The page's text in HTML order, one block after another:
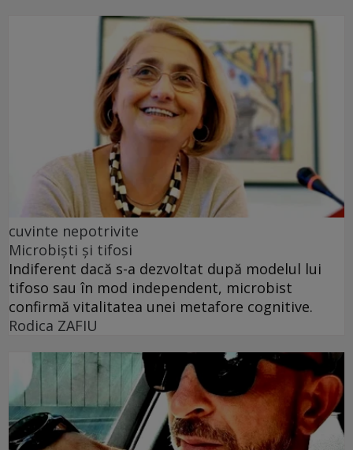
cuvinte nepotrivite
Microbiști și tifosi
Indiferent dacă s-a dezvoltat după modelul lui
tifoso sau în mod independent, microbist
confirmă vitalitatea unei metafore cognitive.
Rodica ZAFIU